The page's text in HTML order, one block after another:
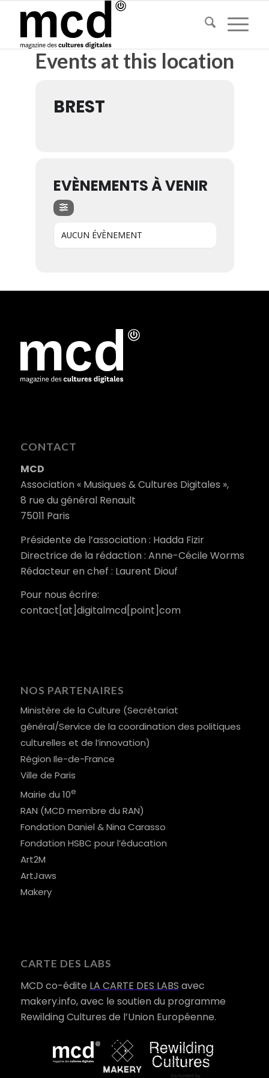
Events at this location
BREST
EVÈNEMENTS À VENIR
AUCUN ÉVÈNEMENT
CONTACT
MCD
Association « Musiques & Cultures Digitales »,
8 rue du général Renault
75011 Paris
Présidente de l’association : Hadda Fizir
Directrice de la rédaction : Anne-Cécile Worms
Rédacteur en chef : Laurent Diouf
Pour nous écrire:
contact[at]digitalmcd[point]com
NOS PARTENAIRES
Ministère de la Culture (Secrétariat
général/Service de la coordination des politiques
culturelles et de l’innovation)
Région Ile-de-France
Ville de Paris
Mairie du 10e
RAN (MCD membre du RAN)
Fondation Daniel & Nina Carasso
Fondation HSBC pour l’éducation
Art2M
ArtJaws
Makery
CARTE DES LABS
MCD co-édite LA CARTE DES LABS avec
makery.info, avec le soutien du programme
Rewilding Cultures de l’Union Européenne.